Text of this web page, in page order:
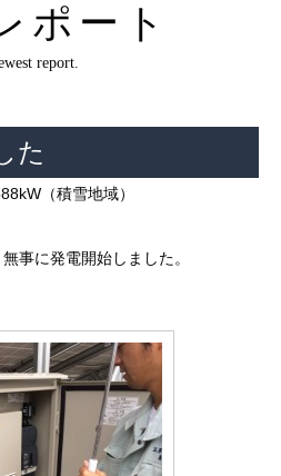
ポート
report.
た
（積雪地域）
事に発電開始しました。